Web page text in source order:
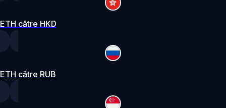
ETH către HKD
ETH către RUB